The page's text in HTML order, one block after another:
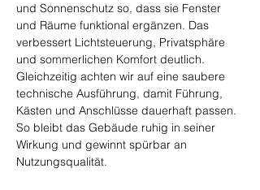
und Sonnenschutz so, dass sie Fenster
und Räume funktional ergänzen. Das
verbessert Lichtsteuerung, Privatsphäre
und sommerlichen Komfort deutlich.
Gleichzeitig achten wir auf eine saubere
technische Ausführung, damit Führung,
Kästen und Anschlüsse dauerhaft passen.
So bleibt das Gebäude ruhig in seiner
Wirkung und gewinnt spürbar an
Nutzungsqualität.